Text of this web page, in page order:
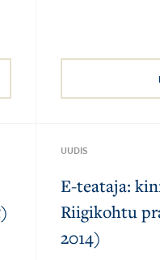
UUDIS
E-teataja:
Riigikohtu
2014)